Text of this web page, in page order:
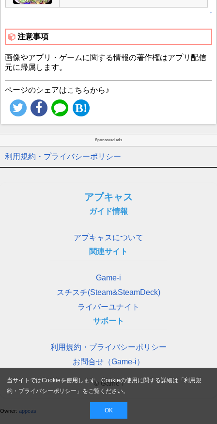
↑
注意事項
画像やアプリ・ゲームに関する情報の著作権はアプリ配信
元に帰属します。
ページのシェアはこちらから♪
Sponsored ads
利用規約・プライバシーポリシー
アプキャス
ガイド情報
アプキャスについて
関連サイト
Game-i
スチスチ(Steam&SteamDeck)
ライバーユナイト
サポート
利用規約・プライバシーポリシー
お問合せ（Game-i）
© Game-i
Owner: appcas
当サイトではCookieを使用します。Cookieの使用に関する詳細は「利用規
約・プライバシーポリシー 」をご覧ください。
OK